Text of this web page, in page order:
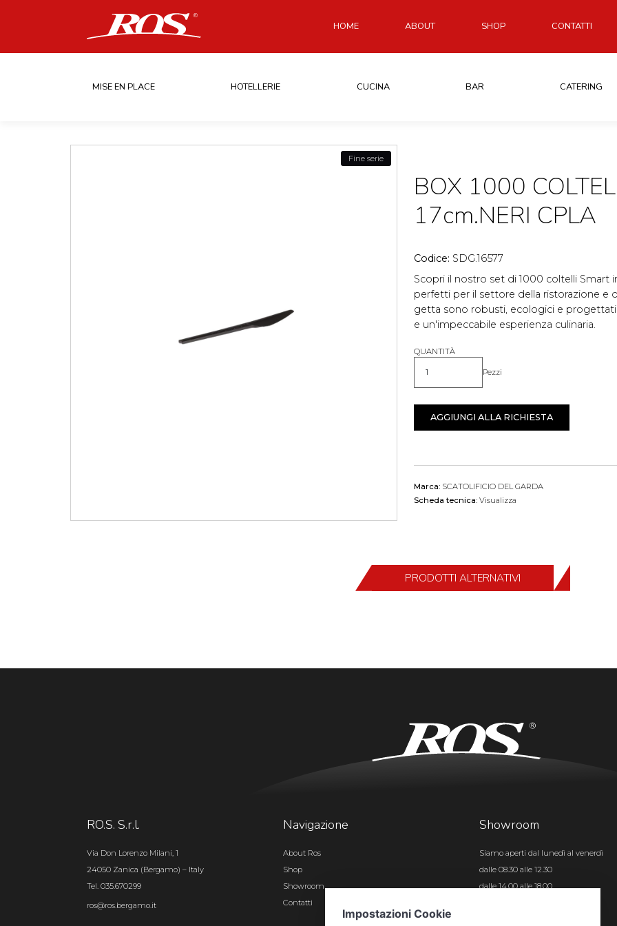
HOME ABOUT SHOP CONTATTI
MISE EN PLACE HOTELLERIE CUCINA BAR CATERING
Fine serie
BOX 1000
17cm.NERI CPLA
Codice: SDG.16577
Scopri il nostro set di 1000 coltelli Smart
perfetti per il settore della ristorazione e
getta sono robusti, ecologici e
e un'impeccabile esperienza culinaria.
QUANTITÀ
Quantità Pezzi
AGGIUNGI ALLA RICHIESTA
Marca: SCATOLIFICIO DEL GARDA
Scheda tecnica: Visualizza
PRODOTTI ALTERNATIVI
RO.S. S.r.l.
Via Don Lorenzo Milani, 1
24050 Zanica (Bergamo) – Italy
Tel. 035.670299
ros@ros.bergamo.it
Navigazione
About Ros
Shop
Showroom
Contatti
Showroom
Siamo aperti dal lunedì al venerdì
dalle 08.30 alle 12.30
dalle 14.00 alle 18.00